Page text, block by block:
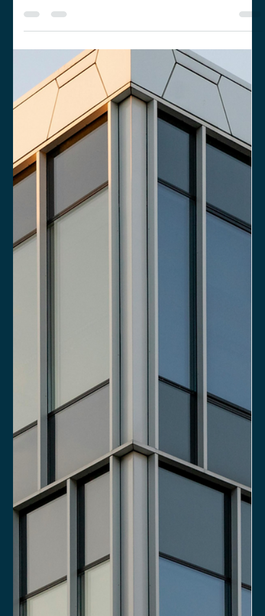
Apoio estratégico da Veritas na
estruturação da Red Diamond Capital
A Red Diamond Capital nasce no Rio de Janeiro com uma
proposta de unir o Family Office à experiência do Private
Banking, oferecendo soluções integradas e uma atuação
360º.